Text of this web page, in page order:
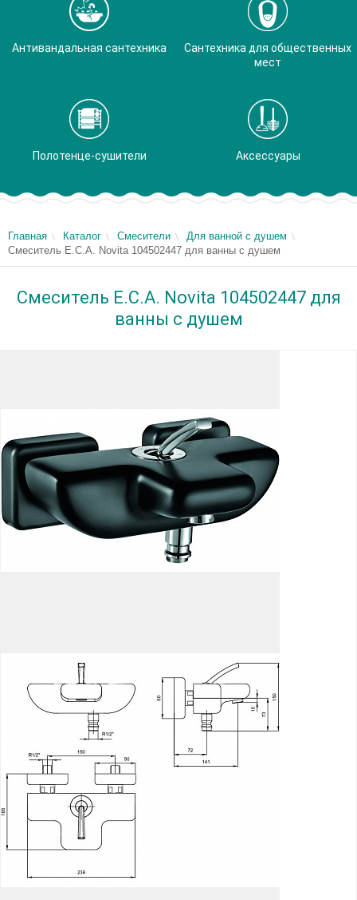
Антивандальная сантехника
Сантехника для общественных
мест
Полотенце-сушители Аксессуары
Главная Каталог Смесители
Для ванной с душем
Смеситель E.C.A. Novita 104502447 для ванны с душем
Смеситель E.C.A. Novita 104502447 для
ванны с душем